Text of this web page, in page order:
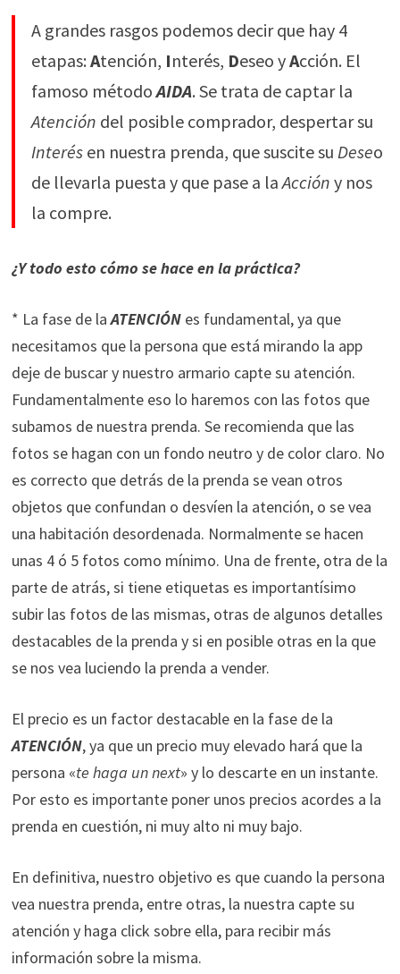
A grandes rasgos podemos decir que hay 4
etapas: Atención, Interés, Deseo yAcción. El
famoso métodoAIDA. Se trata de captar la
Atención del posible comprador, despertar su
Interésen nuestra prenda, que suscite su Deseo
de llevarla puesta y que pase a laAcción y nos
la compre.
¿Y todo esto cómo se hace en la práctica?
* La fase de laATENCIÓNes fundamental, ya que
necesitamos que la persona que está mirando la app
deje de buscar y nuestro armario capte su atención.
Fundamentalmente eso lo haremos con las fotos que
subamos de nuestra prenda. Se recomienda que las
fotos se hagan con un fondo neutro y de color claro. No
es correcto que detrás de la prenda se vean otros
objetos que confundan o desvíen la atención, o se vea
una habitación desordenada. Normalmente se hacen
unas 4 ó 5 fotos como mínimo. Una de frente, otra de la
parte de atrás, si tiene etiquetas es importantísimo
subir las fotos de las mismas, otras de algunos detalles
destacables de la prenda y si en posible otras en la que
se nos vea luciendo la prenda a vender.
El precio es un factor destacable en la fase de la
ATENCIÓN, ya que un precio muy elevado hará que la
persona «te haga un next» y lo descarte en un instante.
Por esto es importante poner unos precios acordes a la
prenda en cuestión, ni muy alto ni muy bajo.
En definitiva, nuestro objetivo es que cuando la persona
vea nuestra prenda, entre otras, la nuestra capte su
atención y haga click sobre ella, para recibir más
información sobre la misma.